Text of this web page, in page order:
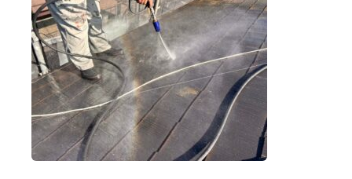
ご相談と流れ よくあるご質問
PODについて